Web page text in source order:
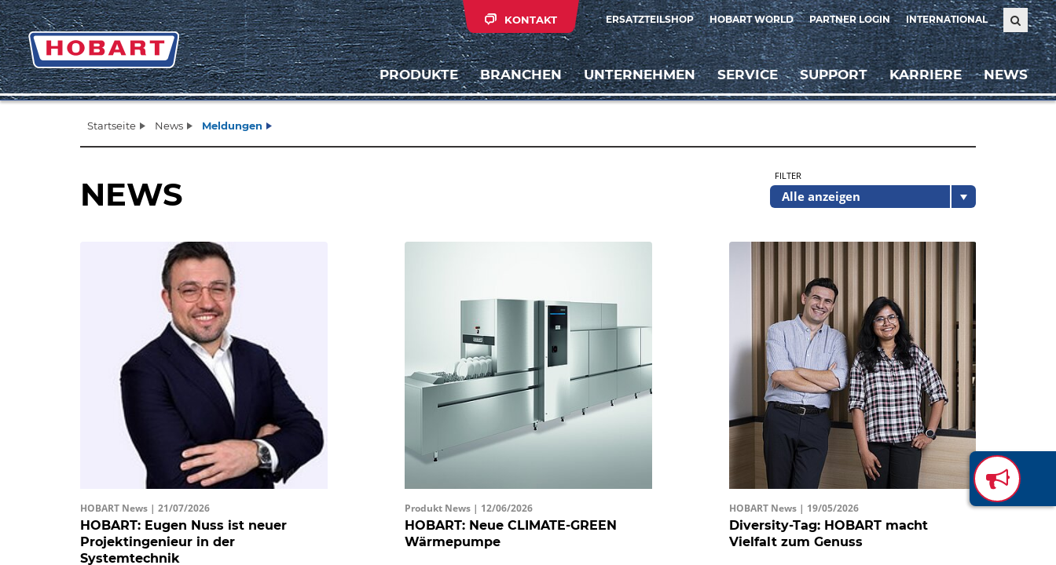
ERSATZTEILSHOP HOBART WORLD PARTNER LOGIN INTERNATIONAL
KONTAKT
PRODUKTE BRANCHEN UNTERNEHMEN SERVICE SUPPORT KARRIERE NEWS
Startseite News Meldungen
NEWS FILTER
HOBART News | 21/07/2026
HOBART: Eugen Nuss ist neuer
Projektingenieur in der
Systemtechnik
Produkt News | 12/06/2026
HOBART: Neue CLIMATE-GREEN
Wärmepumpe
HOBART News | 19/05/2026
Diversity-Tag: HOBART macht
Vielfalt zum Genuss